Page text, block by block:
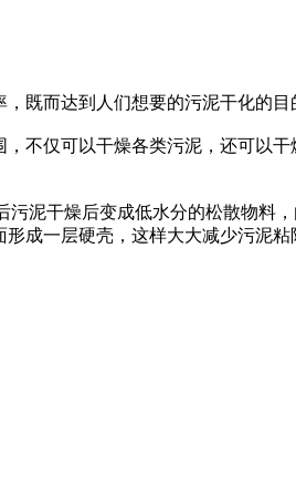
而达到人们想要的污泥干化的目
仅可以干燥各类污泥，还可以干
干燥后变成低水分的松散物料
成一层硬壳，这样大大减少污泥粘